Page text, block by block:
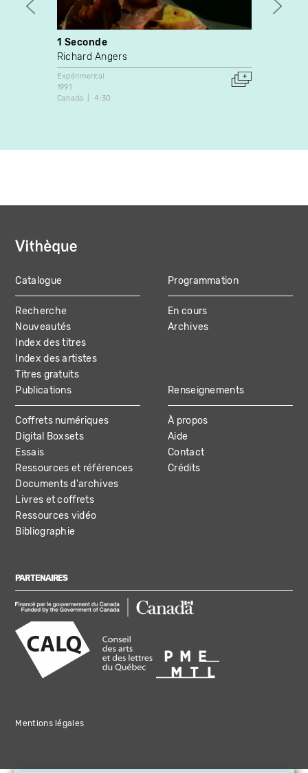
1 Seconde
Richard Angers
Expérimental
1991
Canada
4:30
MAIN
NAVIGATION
Catalogue
Recherche
Nouveautés
Index des titres
Index des artistes
Titres gratuits
Programmation
En cours
Archives
Publications
Coffrets numériques
Digital Boxsets
Essais
Ressources et références
Documents d'archives
Livres et coffrets
Ressources vidéo
Bibliographie
Renseignements
À propos
Aide
Contact
Crédits
PARTENAIRES
Mentions légales